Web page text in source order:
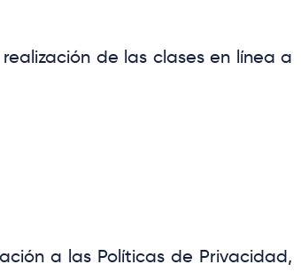
de las clases en línea a
a las Políticas de Privacidad,